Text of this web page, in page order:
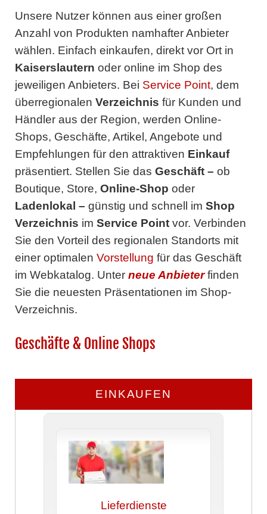
Unsere Nutzer können aus einer großen
Anzahl von Produkten namhafter Anbieter
wählen. Einfach einkaufen, direkt vor Ort in
Kaiserslautern oder online im Shop des
jeweiligen Anbieters. Bei Service Point, dem
überregionalen Verzeichnis für Kunden und
Händler aus der Region, werden Online-
Shops, Geschäfte, Artikel, Angebote und
Empfehlungen für den attraktiven Einkauf
präsentiert. Stellen Sie das Geschäft – ob
Boutique, Store, Online-Shop oder
Ladenlokal – günstig und schnell im Shop
Verzeichnis im Service Pointvor. Verbinden
Sie den Vorteil des regionalen Standorts mit
einer optimalen Vorstellung für das Geschäft
im Webkatalog. Unter neue Anbieterfinden
Sie die neuesten Präsentationen im Shop-
Verzeichnis.
Geschäfte & Online Shops
EINKAUFEN
Lieferdienste